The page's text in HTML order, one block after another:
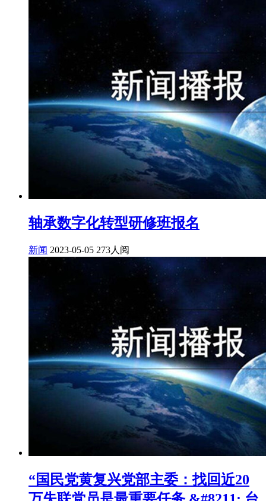
轴承数字化转型研修班报名
新闻 2023-05-05 273人阅
“国民党黄复兴党部主委：找回近20